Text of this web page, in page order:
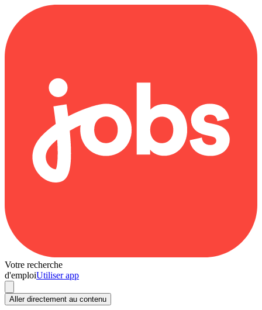
Votre recherche
d'emploiUtiliser app
Aller directement au contenu